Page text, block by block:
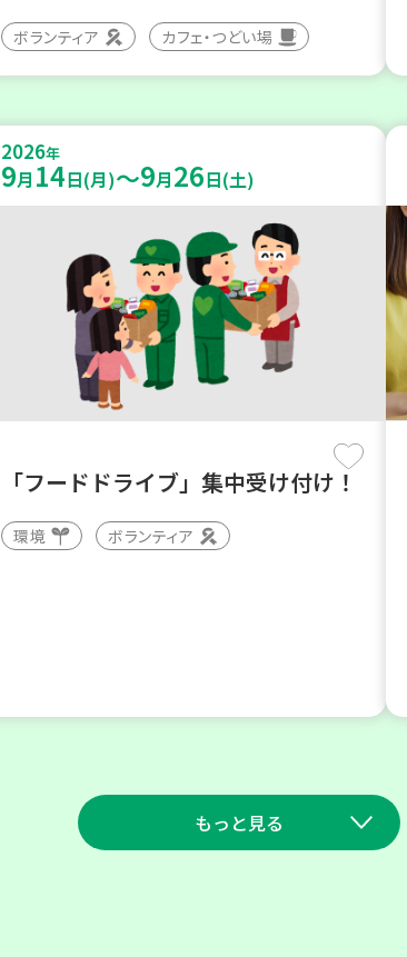
ボランティア カフェ・つどい場
2026年
9月 14日(月)～9月26日(土)
「フードドライブ」集中受け付け！
環境 ボランティア
もっと見る